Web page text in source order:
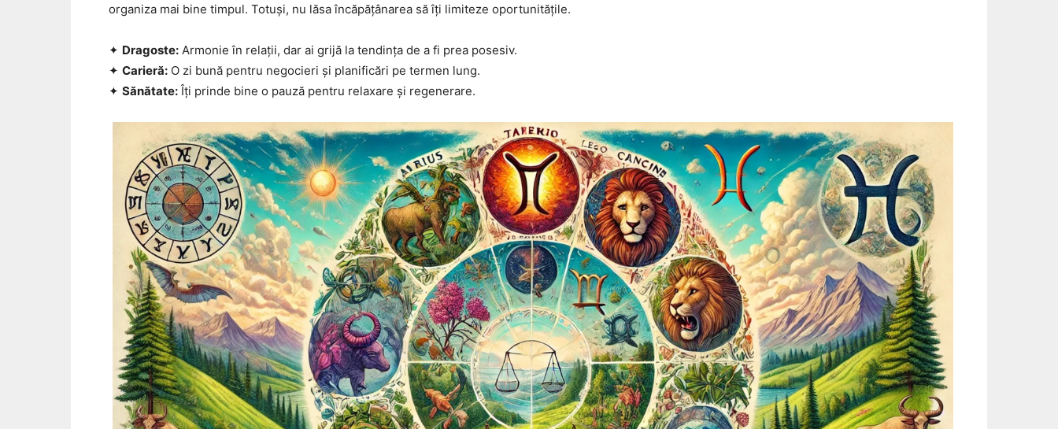
organiza mai bine timpul. Totuși, nu lăsa încăpățânarea să îți limiteze oportunitățile.
✦ Dragoste: Armonie în relații, dar ai grijă la tendința de a fi prea posesiv.
✦ Carieră: O zi bună pentru negocieri și planificări pe termen lung.
✦ Sănătate: Îți prinde bine o pauză pentru relaxare și regenerare.